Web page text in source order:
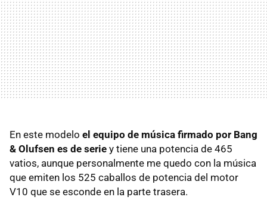
En este modelo el equipo de música firmado por Bang
& Olufsen es de serie y tiene una potencia de 465
vatios, aunque personalmente me quedo con la música
que emiten los 525 caballos de potencia del motor
V10 que se esconde en la parte trasera.